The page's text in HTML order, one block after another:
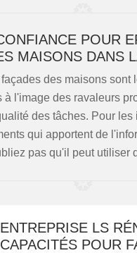
POUR
MAISONS DANS
des maisons
l'image des ravaleurs
des tâches. Pour
qui apportent de
pas qu'il peut utiliser
ENTREPRISE LS
CAPACITÉS POUR